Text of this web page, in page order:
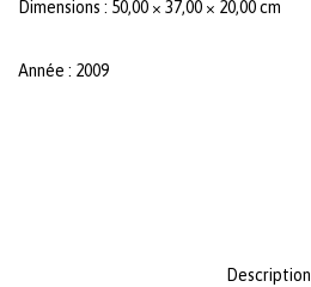
Dimensions : 50,00 × 37,00 × 20,00 cm
Année : 2009
Description